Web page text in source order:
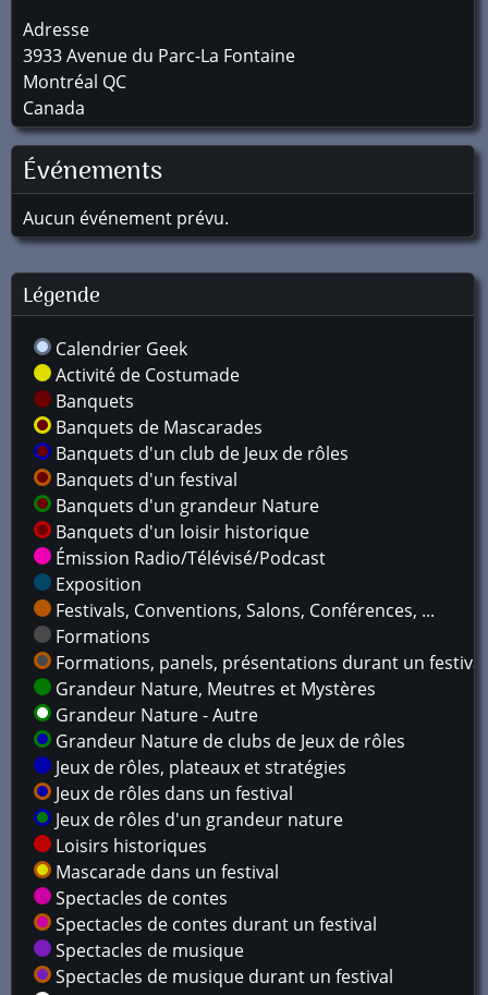
Adresse
3933 Avenue du Parc-La Fontaine
Montréal QC
Canada
Événements
Aucun événement prévu.
Légende
Calendrier Geek
Activité de Costumade
Banquets
Banquets de Mascarades
Banquets d'un club de Jeux de rôles
Banquets d'un festival
Banquets d'un grandeur Nature
Banquets d'un loisir historique
Émission Radio/Télévisé/Podcast
Exposition
Festivals, Conventions, Salons, Conférences, ...
Formations
Formations, panels, présentations durant un festival
Grandeur Nature, Meutres et Mystères
Grandeur Nature - Autre
Grandeur Nature de clubs de Jeux de rôles
Jeux de rôles, plateaux et stratégies
Jeux de rôles dans un festival
Jeux de rôles d'un grandeur nature
Loisirs historiques
Mascarade dans un festival
Spectacles de contes
Spectacles de contes durant un festival
Spectacles de musique
Spectacles de musique durant un festival